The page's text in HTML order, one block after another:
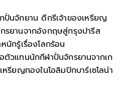
นจักยาน ดีกรีเจ้าของเหรียญ
รยานจากอังกฤษสู่กรุงปารีส
นักรู้เรื่องโลกร้อน
วแทนนักกีฬาปั่นจักรยานจากเก
หรียญทองในโอลิมปิกบาร์เซโลน่า